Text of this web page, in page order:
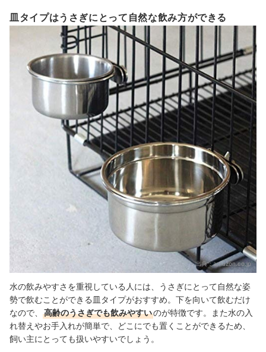
皿タイプはうさぎにとって自然な飲み方ができる
出典：amazon.co.jp
水の飲みやすさを重視している人には、うさぎにとって自然な姿
勢で飲むことができる皿タイプがおすすめ。下を向いて飲むだけ
なので、
高齢のうさぎでも飲みやすいのが特徴です。また水の入
れ替えやお手入れが簡単で、どこにでも置くことができるため、
飼い主にとっても扱いやすいでしょう。